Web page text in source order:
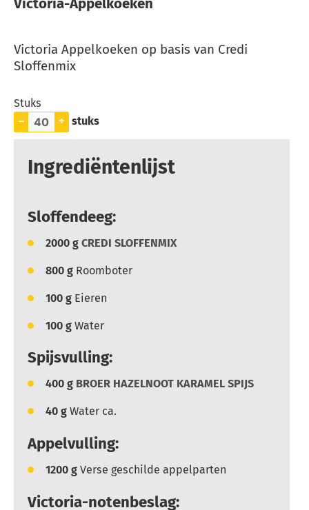
Victoria Appelkoeken op basis van Credi
Sloffenmix
Stuks
–
+ stuks
Ingrediëntenlijst
Sloffendeeg:
2000 g CREDI SLOFFENMIX
800 g Roomboter
100 g Eieren
100 g Water
Spijsvulling:
400 g BROER HAZELNOOT KARAMEL SPIJS
40 g Water ca.
Appelvulling:
1200 g Verse geschilde appelparten
Victoria-notenbeslag: